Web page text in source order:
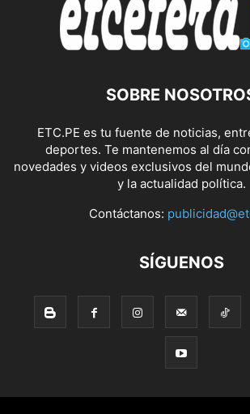
SOBRE
ETC.PE es tu fuente de noticias,
deportes. Te mantenemos al día
novedades y videos exclusivos del
y la actualidad política.
Contáctanos:
SÍGUENOS